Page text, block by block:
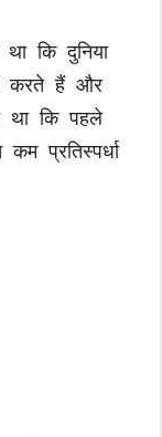
कि दुनिया
करते हैं और
था कि पहले
प्रतिस्पर्धा